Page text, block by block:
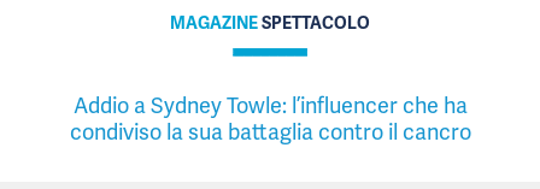
MAGAZINESPETTACOLO
Addio a Sydney Towle: l’influencer che ha
condiviso la sua battaglia contro il cancro